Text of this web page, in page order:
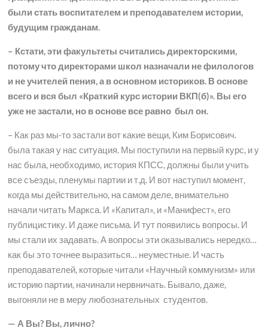
были стать воспитателем и преподавателем истории,
будущим гражданам.
– Кстати, эти факультеты считались директорскими,
потому что директорами школ назначали не филологов
и не учителей пения, а в основном историков. В основе
всего и вся был «Краткий курс истории ВКП(б)». Вы его
уже не застали, но в основе все равно был он.
– Как раз мы-то застали вот какие вещи, Ким Борисович.
была такая у нас ситуация. Мы поступили на первый курс, и у
нас была, необходимо, история КПСС, должны были учить
все съезды, пленумы партии и т.д. И вот наступил момент,
когда мы действительно, на самом деле, внимательно
начали читать Маркса. И «Капитал», и «Манифест», его
публицистику. И даже письма. И тут появились вопросы. И
мы стали их задавать. А вопросы эти оказывались нередко…
как бы это точнее выразиться… неуместные. И часть
преподавателей, которые читали «Научный коммунизм» или
историю партии, начинали нервничать. Бывало, даже,
выгоняли не в меру любознательных студентов.
— А Вы? Вы, лично?